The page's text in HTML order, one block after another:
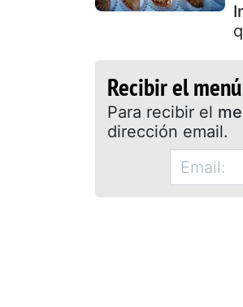
Recibir el
Para recibir el
dirección email.